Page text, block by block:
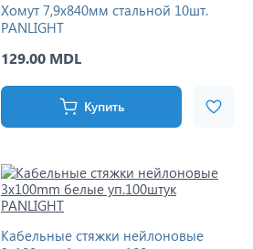
Хомут 7,9x840мм стальной 10шт.
PANLIGHT
129.00 MDL
Купить
Кабельные стяжки нейлоновые